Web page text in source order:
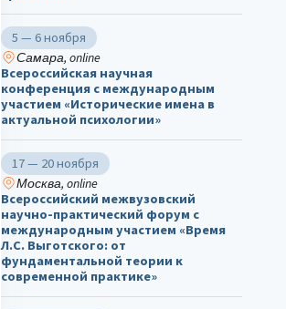
5 — 6 ноября
Самара, online
Всероссийская научная
конференция с международным
участием «Исторические имена в
актуальной психологии»
17 — 20 ноября
Москва, online
Всероссийский межвузовский
научно-практический форум с
международным участием «Время
Л.С. Выготского: от
фундаментальной теории к
современной практике»